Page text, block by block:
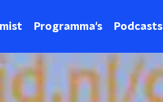
Programma's Podcasts